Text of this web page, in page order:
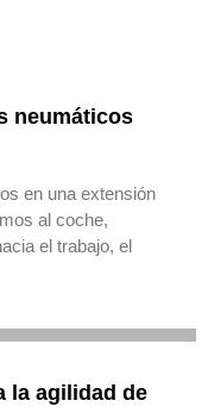
neumáticos
en una extensión
al coche,
el trabajo, el
la agilidad de